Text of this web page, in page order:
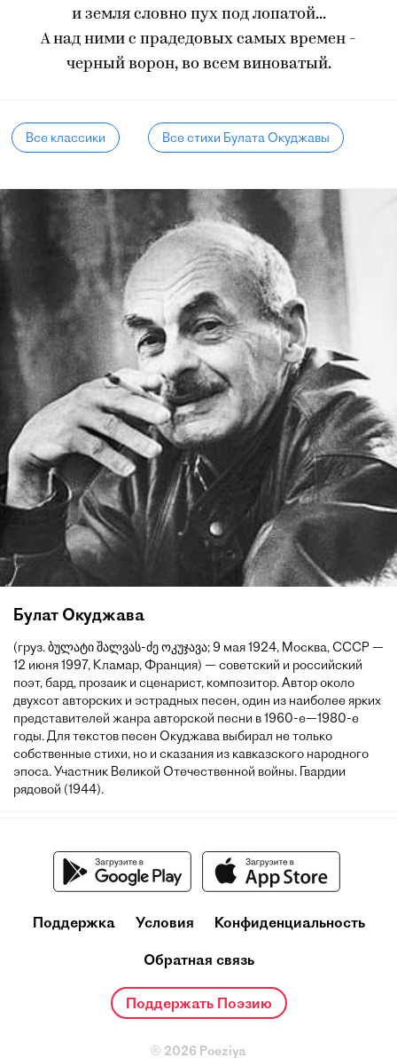
и земля словно пух под лопатой...
А над ними с прадедовых самых времен -
черный ворон, во всем виноватый.
Все классики Все стихи Булата Окуджавы
Булат Окуджава
(груз. ბულატი შალვას-ძე ოკუჯავა; 9 мая 1924, Москва, СССР —
12 июня 1997, Кламар, Франция) — советский и российский
поэт, бард, прозаик и сценарист, композитор. Автор около
двухсот авторских и эстрадных песен, один из наиболее ярких
представителей жанра авторской песни в 1960-е—1980-е
годы. Для текстов песен Окуджава выбирал не только
собственные стихи, но и сказания из кавказского народного
эпоса. Участник Великой Отечественной войны. Гвардии
рядовой (1944).
Поддержка Условия Конфиденциальность
Обратная связь
Поддержать Поэзию
© 2026 Poeziya